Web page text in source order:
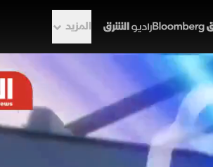
المزيد
تختبر حصر